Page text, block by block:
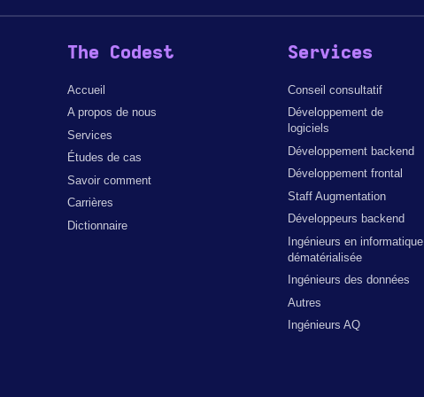
The Codest
Accueil
A propos de nous
Services
Études de cas
Savoir comment
Carrières
Dictionnaire
Services
Conseil consultatif
Développement de
logiciels
Développement backend
Développement frontal
Staff Augmentation
Développeurs backend
Ingénieurs en informatique
dématérialisée
Ingénieurs des données
Autres
Ingénieurs AQ